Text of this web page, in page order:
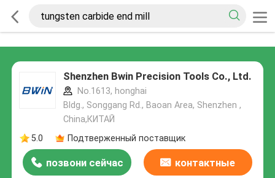
Shenzhen Bwin Precision Tools Co., Ltd.
No.1613, honghai
Bldg., Songgang Rd., Baoan Area, Shenzhen ,
China,КИТАЙ
5.0
Подтверженный поставщик
позвони сейчас контактные